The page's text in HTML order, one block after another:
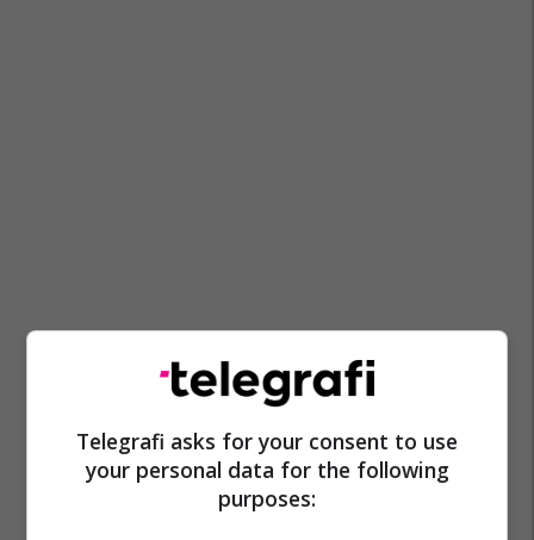
Telegrafi asks for your consent to use
your personal data for the following
purposes: